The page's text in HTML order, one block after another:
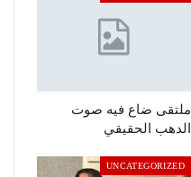
ملتقى ضاع فيه صوت
الدهب الحقيقي
UNCATEGORIZED